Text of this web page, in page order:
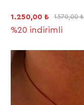
1.250,00 ₺ 1.570,00 ₺
%20 indirimli